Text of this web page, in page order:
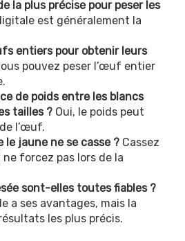
la plus précise pour peser les
est généralement la
entiers pour obtenir leurs
pouvez peser l’œuf entier
de poids entre les blancs
tailles ? Oui, le poids peut
l’œuf.
jaune ne se casse ? Cassez
forcez pas lors de la
sont-elles toutes fiables ?
a ses avantages, mais la
les plus précis.